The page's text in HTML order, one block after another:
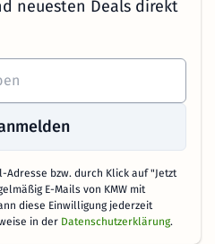
neuesten Deals direkt
Adresse bzw. durch Klick auf "Jetzt
E-Mails von KMW mit
diese Einwilligung jederzeit
in der Datenschutzerklärung.